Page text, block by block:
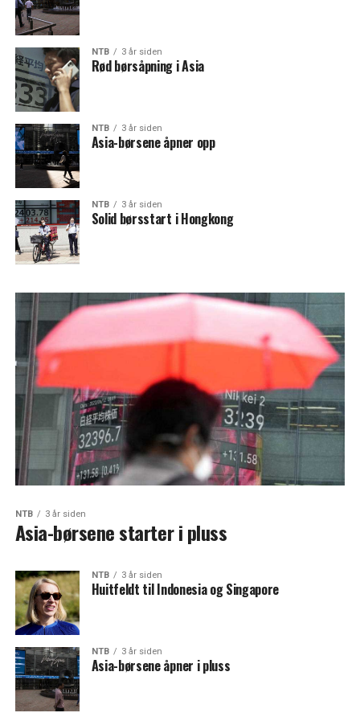
NTB 3 år siden
Rød børsåpning i Asia
NTB 3 år siden
Asia-børsene åpner opp
NTB 3 år siden
Solid børsstart i Hongkong
NTB 3 år siden
Asia-børsene starter i pluss
NTB 3 år siden
Huitfeldt til Indonesia og Singapore
NTB 3 år siden
Asia-børsene åpner i pluss